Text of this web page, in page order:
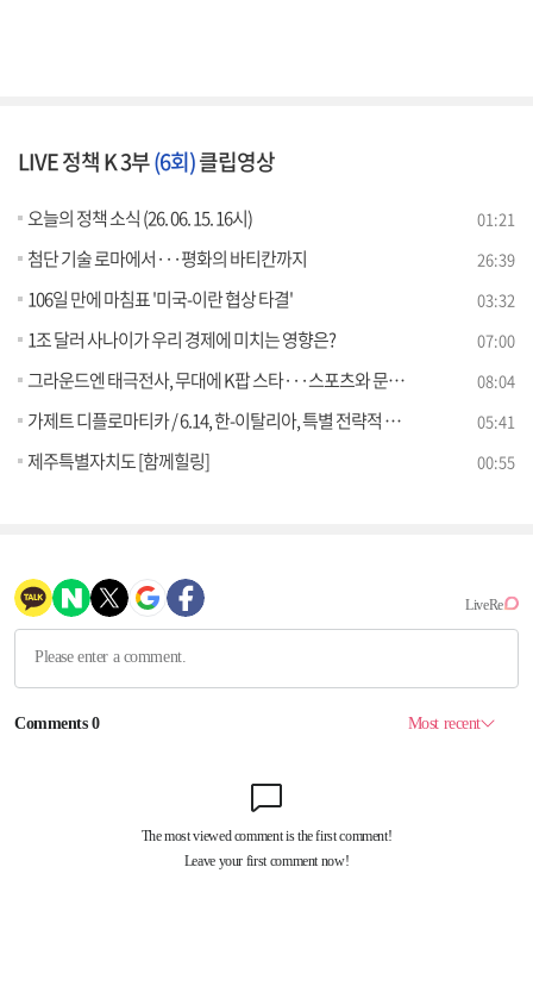
LIVE 정책 K 3부(6회)클립영상
오늘의 정책 소식 (26. 06. 15. 16시) 01:21
첨단 기술 로마에서···평화의 바티칸까지 26:39
106일 만에 마침표 '미국-이란 협상 타결' 03:32
1조 달러 사나이가 우리 경제에 미치는 영향은? 07:00
그라운드엔 태극전사, 무대에 K팝 스타···스포츠와 문화의 완벽한 만남은? 08:04
가제트 디플로마티카 / 6.14, 한-이탈리아, 특별 전략적 동반자 관계 격상 [외신에 비친 한국] 05:41
제주특별자치도 [함께힐링] 00:55